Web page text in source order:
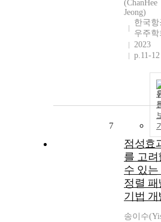
(ChanHee
Jeong)
한국항
우주학
2023
p.11-12
7
점성효
를 고려
수 있는
정렬 패
기법 개
송이수